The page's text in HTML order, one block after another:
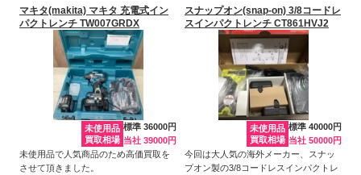
マキタ(makita) マキタ 充電式イン
パクトレンチ TW007GRDX
未使用品
買取相場
標準 36000円
当社 39000円
未使用品で人気商品のため高価買取を
させて頂きました。
スナップオン(snap-on) 3/8コードレ
スインパクトレンチ CT861HVJ2
未使用品
買取相場
標準 40000円
当社 50000円
今回は大人気の海外メーカー、スナッ
プオン製の3/8コードレスインパクトレ